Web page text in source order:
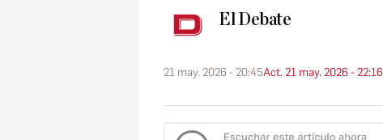
El Debate
21 may. 2026 - 20:45Act. 21 may. 2026 - 22:16